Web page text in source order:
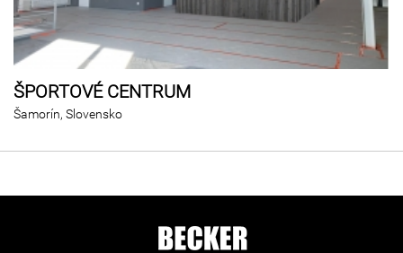
ŠPORTOVÉ CENTRUM
Šamorín, Slovensko